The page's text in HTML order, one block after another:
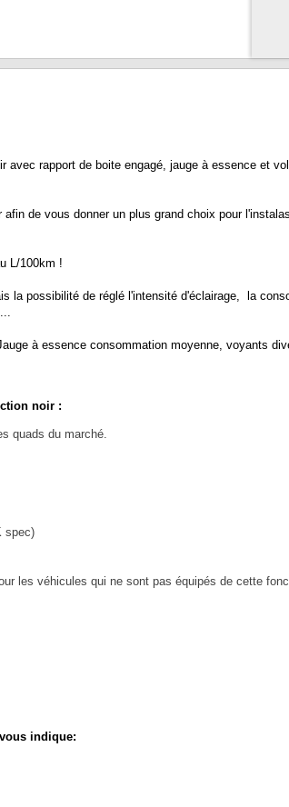
rapport de boite engagé, jauge à essence et
de vous donner un plus grand choix pour
L/100km !
la possibilité de réglé l'intensité d'éclairage, la
à essence consommation moyenne, voyants
noir :
quads du marché.
spec)
les véhicules qui ne sont pas équipés de cette
indique: